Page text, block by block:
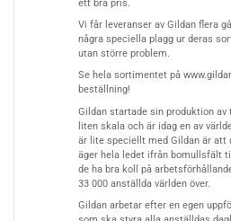
ett bra pris.
Vi får leveranser av Gildan flera
några speciella plagg ur deras
utan större problem.
Se hela sortimentet på
beställning!
Gildan startade sin produktion
liten skala och är idag en av
är lite speciellt med Gildan är att
äger hela ledet ifrån bomullsfält
de ha bra koll på
33 000 anställda världen över.
Gildan arbetar efter en egen